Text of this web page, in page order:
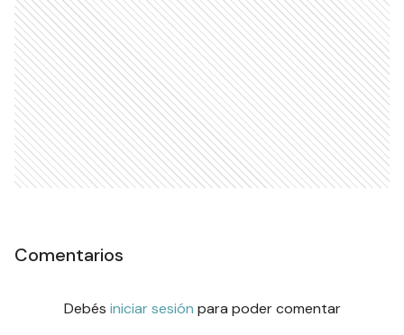
Comentarios
Debés iniciar sesión para poder comentar